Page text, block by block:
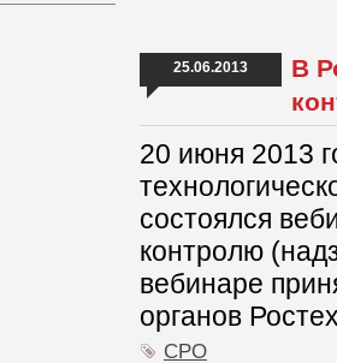
25.06.2013
В
20 июня 2013
состоялся
контролю
вебинаре
органов
СРО